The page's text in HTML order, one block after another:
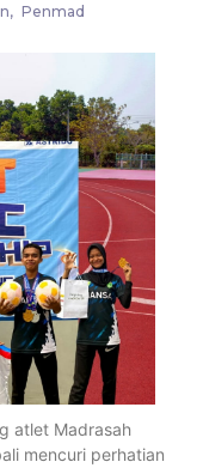
, Penmad
atlet Madrasah
mencuri perhatian